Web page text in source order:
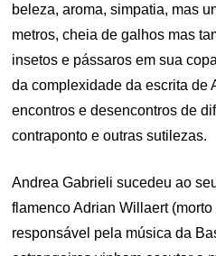
beleza, aroma, simpatia, mas
metros, cheia de galhos mas
insetos e pássaros em sua
da complexidade da escrita de
encontros e desencontros de
contraponto e outras sutilezas.
Andrea Gabrieli sucedeu ao
flamenco Adrian Willaert
responsável pela música da